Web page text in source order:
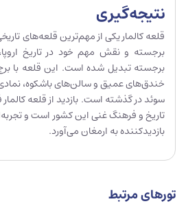
نتیجه‌گیری
قلعه کالمار یکی از مهم‌ترین قلعه‌های
برجسته و نقش مهم خود در تاریخ
برجسته تبدیل شده است. این قلعه با
خندق‌های عمیق و سالن‌های باشکوه،
سوئد در گذشته است. بازدید از قلعه
تاریخ و فرهنگ غنی این کشور است و
بازدیدکننده به ارمغان می‌آورد.
تورهای مرتبط